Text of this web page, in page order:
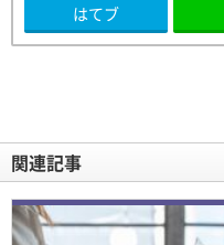
はてブ
関連記事